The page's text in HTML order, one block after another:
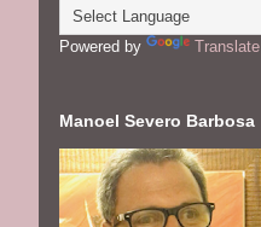
Powered by Translate
Manoel Severo Barbosa